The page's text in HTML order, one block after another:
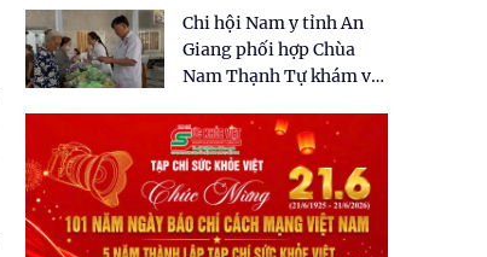
dân tại xã Tân Tập
Chi hội Nam y tỉnh An
Giang phối hợp Chùa
Nam Thạnh Tự khám và
nhân dân